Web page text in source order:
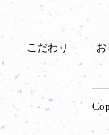
こだわり お